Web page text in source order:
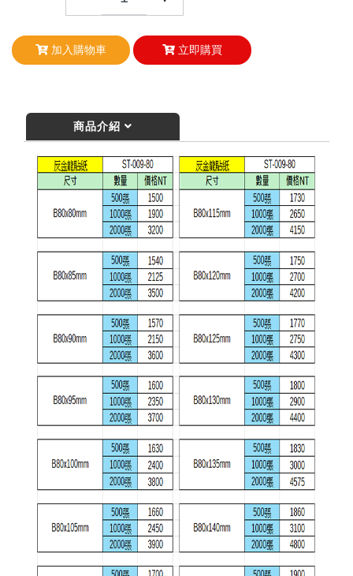
加入購物車 立即購買
商品介紹